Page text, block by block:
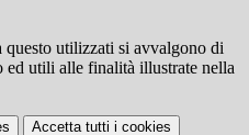
utilizzati si avvalgono di
ed utili alle finalità illustrate nella
Accetta tutti i cookies